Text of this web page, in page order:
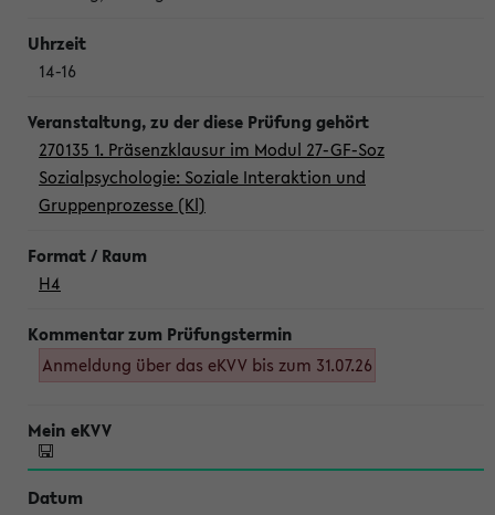
14-16
270135 1. Präsenzklausur im Modul 27-GF-Soz
Sozialpsychologie: Soziale Interaktion und
Gruppenprozesse (Kl)
H4
Anmeldung über das eKVV bis zum 31.07.26